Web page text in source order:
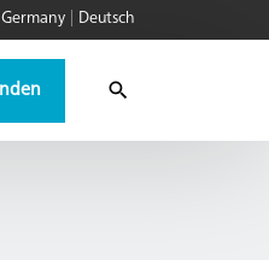
Germany Deutsch